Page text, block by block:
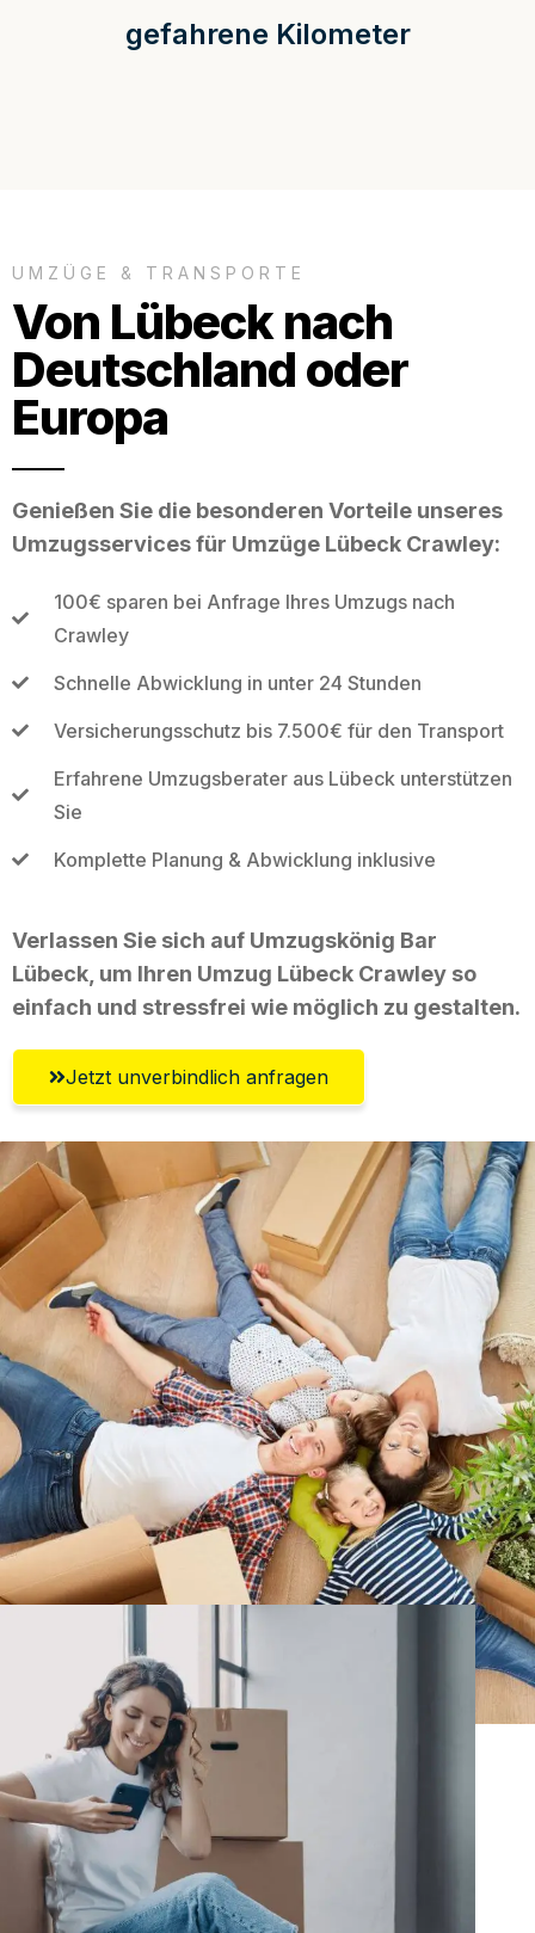
gefahrene Kilometer
UMZÜGE & TRANSPORTE
Von Lübeck nach
Deutschland oder
Europa
Genießen Sie die besonderen Vorteile unseres
Umzugsservices für Umzüge Lübeck Crawley:
100€ sparen bei Anfrage Ihres Umzugs nach
Crawley
Schnelle Abwicklung in unter 24 Stunden
Versicherungsschutz bis 7.500€ für den Transport
Erfahrene Umzugsberater aus Lübeck unterstützen
Sie
Komplette Planung & Abwicklung inklusive
Verlassen Sie sich auf Umzugskönig Bar
Lübeck, um Ihren Umzug Lübeck Crawley so
einfach und stressfrei wie möglich zu gestalten.
Jetzt unverbindlich anfragen